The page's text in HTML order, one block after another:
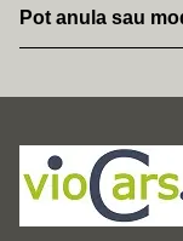
masini adaptate
Pot anula sau